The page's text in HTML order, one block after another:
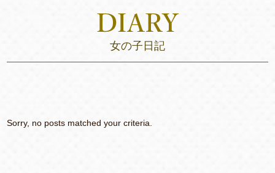
女の子日記
Sorry, no posts matched your criteria.